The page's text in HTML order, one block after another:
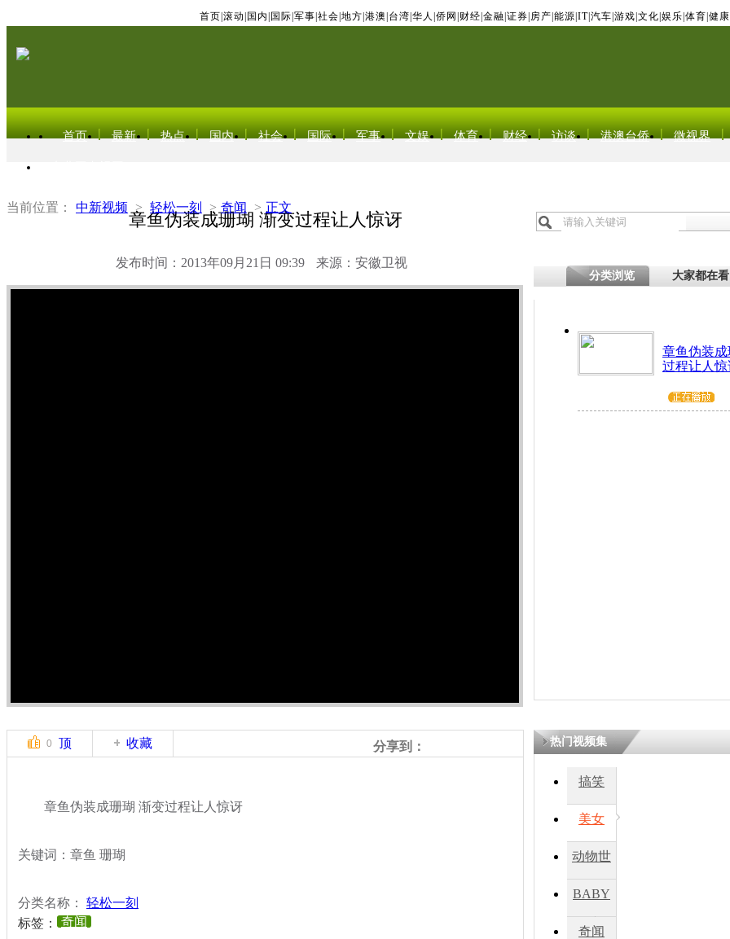
首页 滚动 国内 国际 军事 社会 地方 港澳 台湾 华人 侨网 财经 金融 证券 房产 能源 IT| 汽车 游戏 文化 娱乐 体育 健康
首页 最新 热点 国内 社会 国际 军事 文娱 体育 财经 访谈 港澳台侨 微视界
当前位置： 中新视频 > 轻松一刻 > 奇闻 > 正文
章鱼伪装成珊瑚 渐变过程让人惊讶
发布时间：2013年09月21日 09:39 来源：安徽卫视
分类浏览 大家都在看
章鱼伪装
过程让人惊
0 顶 收藏 分享到：
章鱼伪装成珊瑚 渐变过程让人惊讶
关键词：章鱼 珊瑚
分类名称： 轻松一刻
标签：
奇闻
热门视频集
搞笑
美女
动物世
BABY
秀
奇闻